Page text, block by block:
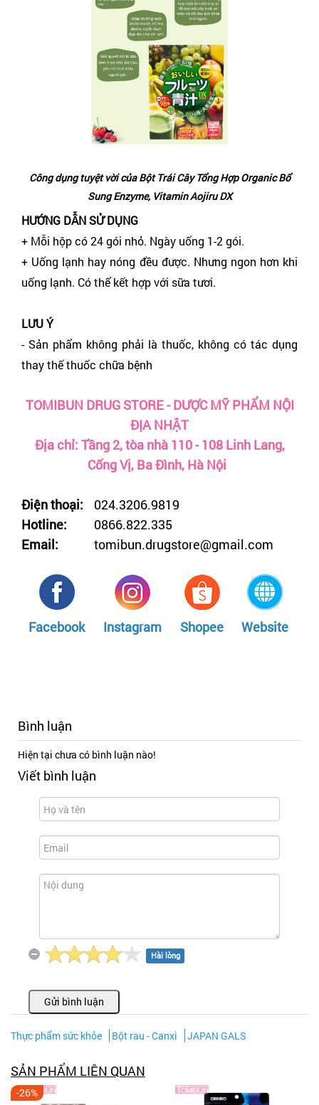
Công dụng tuyệt vời của Bột Trái Cây Tổng Hợp Organic Bổ
Sung Enzyme, Vitamin Aojiru DX
HƯỚNG DẪN SỬ DỤNG
+ Mỗi hộp có 24 gói nhỏ. Ngày uống 1-2 gói.
+ Uống lạnh hay nóng đều được. Nhưng ngon hơn khi
uống lạnh. Có thể kết hợp với sữa tươi.
LƯU Ý
- Sản phẩm không phải là thuốc, không có tác dụng
thay thế thuốc chữa bệnh
TOMIBUN DRUG STORE - DƯỢC MỸ PHẨM NỘI
ĐỊA NHẬT
Địa chỉ: Tầng 2, tòa nhà 110 - 108 Linh Lang,
Cống Vị, Ba Đình, Hà Nội
Điện thoại:
024.3206.9819
Hotline:
0866.822.335
Email:
tomibun.drugstore@gmail.com
Facebook Instagram Shopee Website
Bình luận
Hiện tại chưa có bình luận nào!
Viết bình luận
Hài lòng
Gửi bình luận
Thực phẩm sức khỏe Bột rau - Canxi JAPAN GALS
SẢN PHẨM LIÊN QUAN
-26%